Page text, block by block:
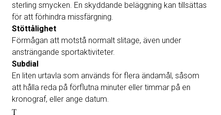
sterling smycken. En skyddande beläggning kan tillsättas
för att förhindra missfärgning.
Stöttålighet
Förmågan att motstå normalt slitage, även under
ansträngande sportaktiviteter.
Subdial
En liten urtavla som används för flera ändamål, såsom
att hålla reda på förflutna minuter eller timmar på en
kronograf, eller ange datum.
T